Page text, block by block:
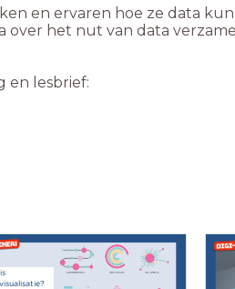
en ervaren hoe ze data
over het nut van data
en lesbrief: